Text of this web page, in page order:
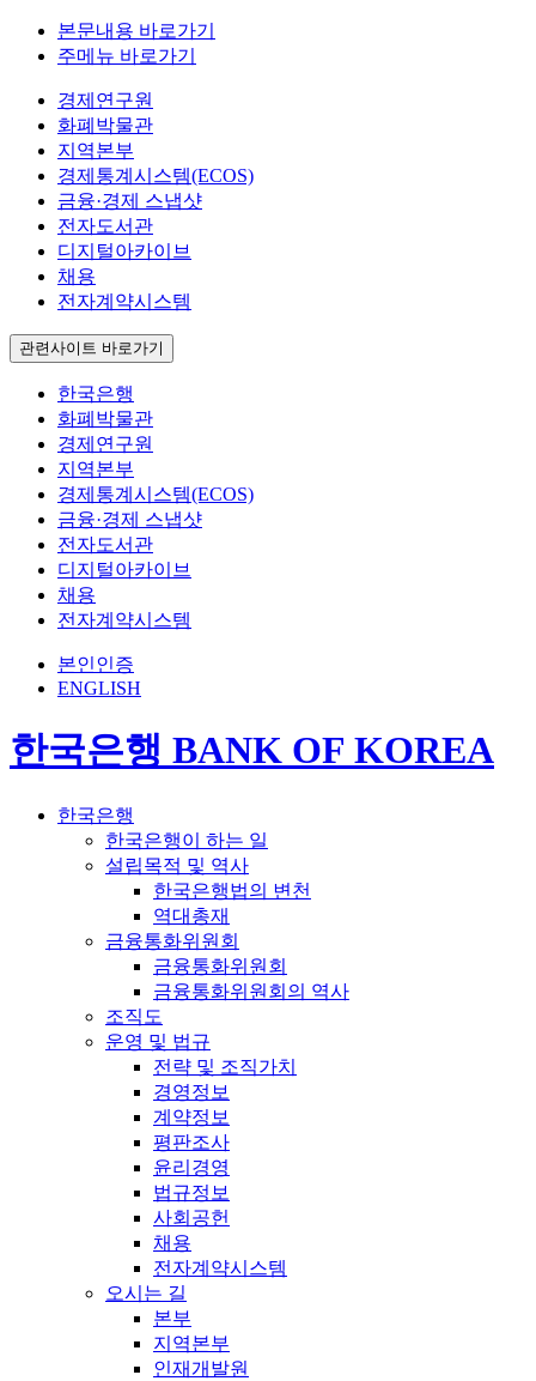
본문내용 바로가기
주메뉴 바로가기
경제연구원
화폐박물관
지역본부
경제통계시스템(ECOS)
금융·경제 스냅샷
전자도서관
디지털아카이브
채용
전자계약시스템
관련사이트 바로가기
한국은행
화폐박물관
경제연구원
지역본부
경제통계시스템(ECOS)
금융·경제 스냅샷
전자도서관
디지털아카이브
채용
전자계약시스템
본인인증
ENGLISH
한국은행 BANK OF KOREA
한국은행
한국은행이 하는 일
설립목적 및 역사
한국은행법의 변천
역대총재
금융통화위원회
금융통화위원회
금융통화위원회의 역사
조직도
운영 및 법규
전략 및 조직가치
경영정보
계약정보
평판조사
윤리경영
법규정보
사회공헌
채용
전자계약시스템
오시는 길
본부
지역본부
인재개발원